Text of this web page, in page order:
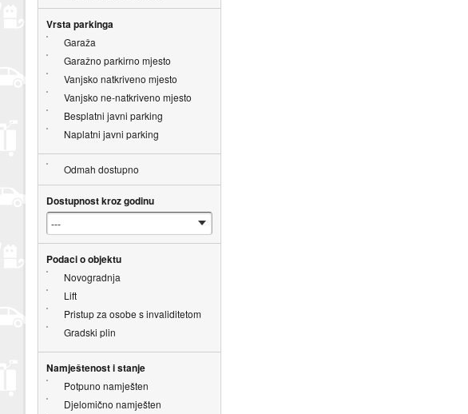
Vrsta parkinga
Garaža
Garažno parkirno mjesto
Vanjsko natkriveno mjesto
Vanjsko ne-natkriveno mjesto
Besplatni javni parking
Naplatni javni parking
Odmah dostupno
Dostupnost kroz godinu
Podaci o objektu
Novogradnja
Lift
Pristup za osobe s invaliditetom
Gradski plin
Namještenost i stanje
Potpuno namješten
Djelomično namješten